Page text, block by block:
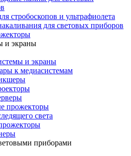
стробоскопов и ультрафиолета
для световых приборов
и экраны
и экраны
к медиасистемам
прожекторы
света
приборами